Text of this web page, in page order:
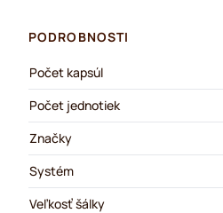
PODROBNOSTI
Počet kapsúl
Počet jednotiek
Značky
Systém
Veľkosť šálky